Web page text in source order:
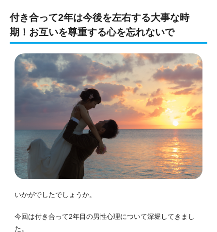
付き合って2年は今後を左右する大事な時
期！お互いを尊重する心を忘れないで
いかがでしたでしょうか。
今回は付き合って2年目の男性心理について深堀してきまし
た。